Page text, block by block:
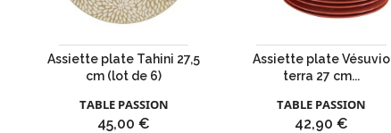
Assiette plate Tahini 27,5
cm (lot de 6)
TABLE PASSION
Prix
45,00 €
Assiette plate Vésuvio
terra 27 cm...
TABLE PASSION
Prix
42,90 €